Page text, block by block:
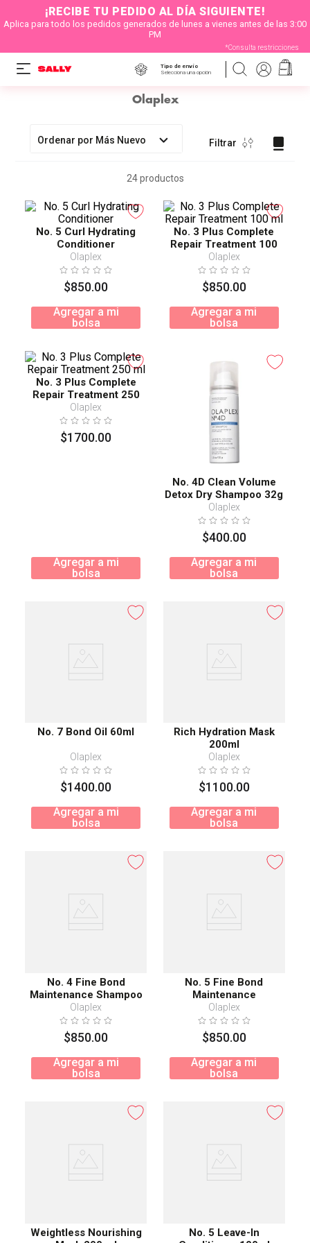
¡RECIBE TU PEDIDO AL DÍA SIGUIENTE!
Aplica para todo los pedidos generados de lunes a vienes antes de las 3:00
PM
*Consulta restricciones
Tipo de envío
Selecciona una opción
Olaplex
Ordenar por Más Nuevo Filtrar
24productos
No. 5 Curl Hydrating
Conditioner
Olaplex
$850.00
Agregar a mi
bolsa
No. 3 Plus Complete
Repair Treatment 100
ml
Olaplex
$850.00
Agregar a mi
bolsa
No. 3 Plus Complete
Repair Treatment 250
ml
Olaplex
$1700.00
Agregar a mi
bolsa
No. 4D Clean Volume
Detox Dry Shampoo 32g
Olaplex
$400.00
Agregar a mi
bolsa
No. 7 Bond Oil 60ml
Olaplex
$1400.00
Agregar a mi
bolsa
Rich Hydration Mask
200ml
Olaplex
$1100.00
Agregar a mi
bolsa
No. 4 Fine Bond
Maintenance Shampoo
250 ml
Olaplex
$850.00
Agregar a mi
bolsa
No. 5 Fine Bond
Maintenance
Conditioner 250 ml
Olaplex
$850.00
Agregar a mi
bolsa
Weightless Nourishing
No. 5 Leave-In